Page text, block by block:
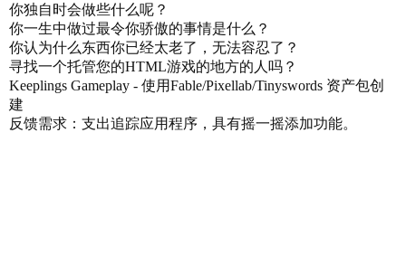
你独自时会做些什么呢？
你一生中做过最令你骄傲的事情是什么？
你认为什么东西你已经太老了，无法容忍了？
寻找一个托管您的HTML游戏的地方的人吗？
Keeplings Gameplay - 使用Fable/Pixellab/Tinyswords 资产包创
建
反馈需求：支出追踪应用程序，具有摇一摇添加功能。